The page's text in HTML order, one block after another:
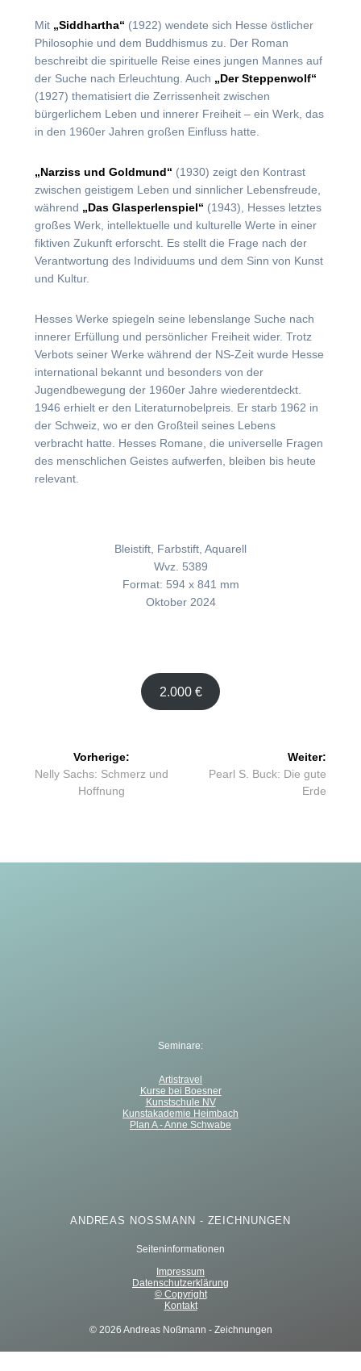
Mit „Siddhartha“ (1922) wendete sich Hesse östlicher
Philosophie und dem Buddhismus zu. Der Roman
beschreibt die spirituelle Reise eines jungen Mannes auf
der Suche nach Erleuchtung. Auch „Der Steppenwolf“
(1927) thematisiert die Zerrissenheit zwischen
bürgerlichem Leben und innerer Freiheit – ein Werk, das
in den 1960er Jahren großen Einfluss hatte.
„Narziss und Goldmund“ (1930) zeigt den Kontrast
zwischen geistigem Leben und sinnlicher Lebensfreude,
während „Das Glasperlenspiel“ (1943), Hesses letztes
großes Werk, intellektuelle und kulturelle Werte in einer
fiktiven Zukunft erforscht. Es stellt die Frage nach der
Verantwortung des Individuums und dem Sinn von Kunst
und Kultur.
Hesses Werke spiegeln seine lebenslange Suche nach
innerer Erfüllung und persönlicher Freiheit wider. Trotz
Verbots seiner Werke während der NS-Zeit wurde Hesse
international bekannt und besonders von der
Jugendbewegung der 1960er Jahre wiederentdeckt.
1946 erhielt er den Literaturnobelpreis. Er starb 1962 in
der Schweiz, wo er den Großteil seines Lebens
verbracht hatte. Hesses Romane, die universelle Fragen
des menschlichen Geistes aufwerfen, bleiben bis heute
relevant.
Bleistift, Farbstift, Aquarell
Wvz. 5389
Format: 594 x 841 mm
Oktober 2024
2.000 €
Beitragsnavigation
Vorherige:
Vorheriger
Nelly Sachs: Schmerz und
Hoffnung
Weiter:
Nächster
Pearl S. Buck: Die gute
Erde
ANDREAS NOSSMANN - ZEICHNUNGEN
Seiteninformationen
Impressum
Datenschutzerklärung
© Copyright
Kontakt
© 2026 Andreas Noßmann - Zeichnungen
Seminare:
Artistravel
Kurse bei Boesner
Kunstschule NV
Kunstakademie Heimbach
Plan A - Anne Schwabe